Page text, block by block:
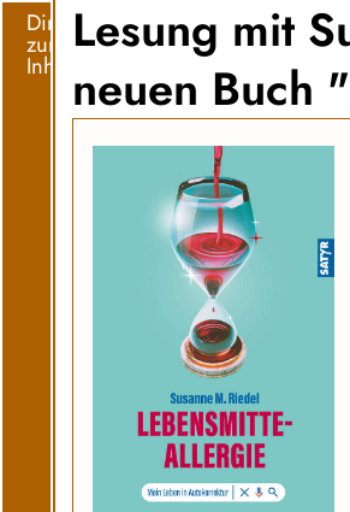
Direkt
zum
Inhalt
Lesung mit
neuen Buch